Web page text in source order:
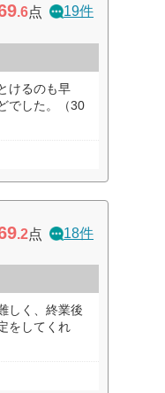
.6点 19件
けるのも早
でした。（30
.2点 18件
しく、終業後
をしてくれ